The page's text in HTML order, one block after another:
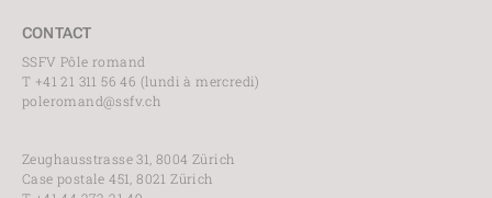
CONTACT
SSFV Pôle romand
T +41 21 311 56 46 (lundi à mercredi)
poleromand@ssfv.ch
Zeughausstrasse 31, 8004 Zürich
Case postale 451, 8021 Zürich